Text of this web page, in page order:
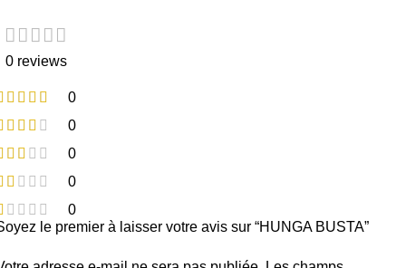
0 reviews
0
0
0
0
0
le premier à laisser votre avis sur “HUNGA BUSTA”